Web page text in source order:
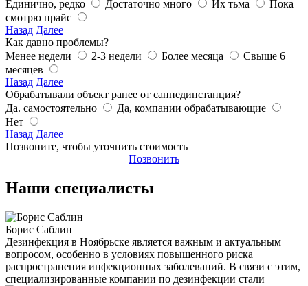
Единично, редко Достаточно много Их тьма
Пока
смотрю прайс
Назад Далее
Как давно проблемы?
Менее недели
2-3 недели Более месяца
Свыше 6
месяцев
Назад Далее
Обрабатывали объект ранее от санпединстанция?
Да. самостоятельно
Да, компании обрабатывающие
Нет
Назад Далее
Позвоните, чтобы уточнить стоимость
Позвонить
Наши специалисты
Борис Саблин
Дезинфекция в Ноябрьске является важным и актуальным
вопросом, особенно в условиях повышенного риска
распространения инфекционных заболеваний. В связи с этим,
специализированные компании по дезинфекции стали